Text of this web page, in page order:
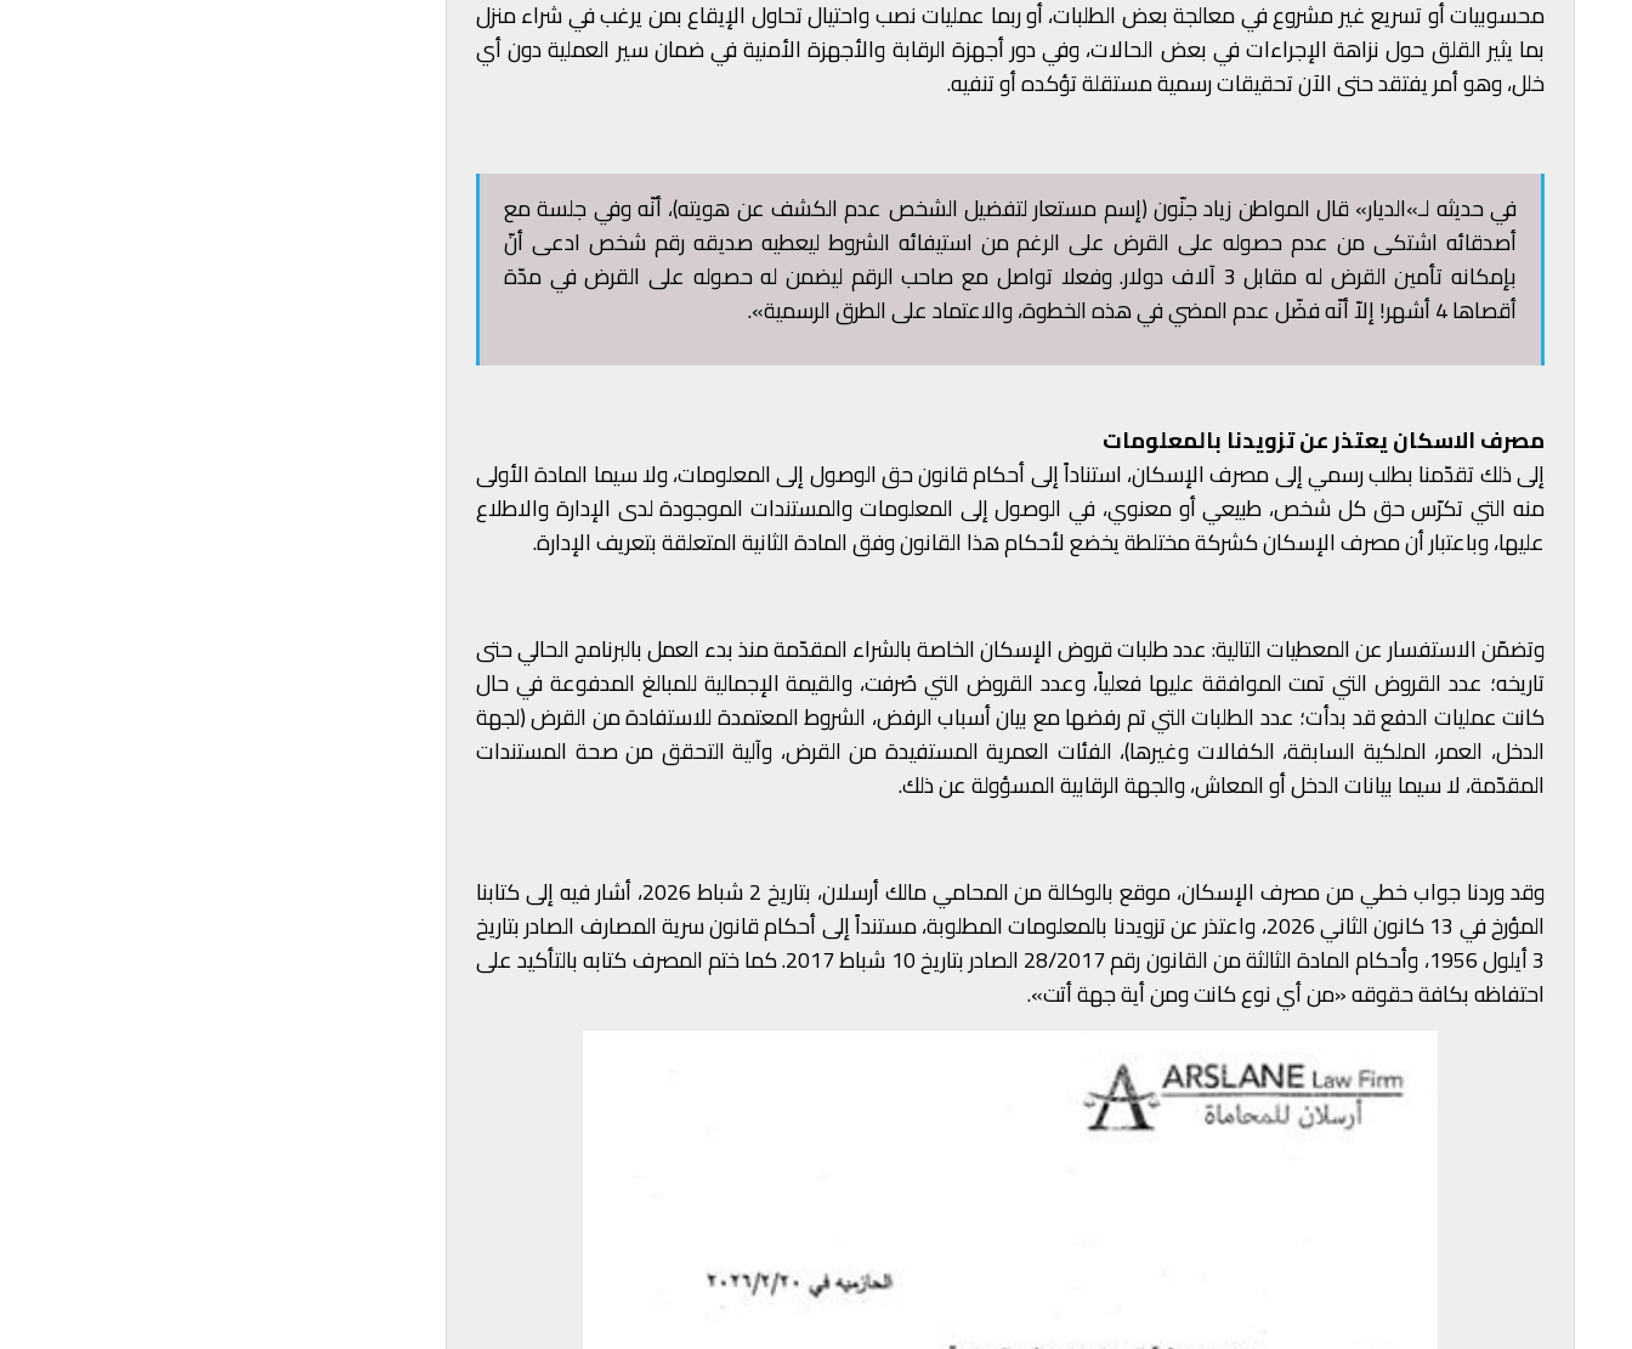
محسوبيات أو تسريع غير مشروع في معالجة بعض الطلبات، أو ربما عمليات نصب واحتيال تحاول الإيقاع بمن يرغب في شراء منزل
بما يثير القلق حول نزاهة الإجراءات في بعض الحالات، وفي دور أجهزة الرقابة والأجهزة الأمنية في ضمان سير العملية دون أي
خلل، وهو أمر يفتقد حتى الآن تحقيقات رسمية مستقلة تؤكده أو تنفيه.
في حديثه لـ»الديار» قال المواطن زياد جنّون (إسم مستعار لتفضيل الشخص عدم الكشف عن هويته)، أنّه وفي جلسة مع
أصدقائه اشتكى من عدم حصوله على القرض على الرغم من استيفائه الشروط ليعطيه صديقه رقم شخص ادعى أنّ
بإمكانه تأمين القرض له مقابل 3 آلاف دولار. وفعلا تواصل مع صاحب الرقم ليضمن له حصوله على القرض في مدّة
أقصاها 4 أشهر! إلاّ أنّه فضّل عدم المضي في هذه الخطوة، والاعتماد على الطرق الرسمية».
مصرف الاسكان يعتذر عن تزويدنا بالمعلومات
إلى ذلك تقدّمنا بطلب رسمي إلى مصرف الإسكان، استناداً إلى أحكام قانون حق الوصول إلى المعلومات، ولا سيما المادة الأولى
منه التي تكرّس حق كل شخص، طبيعي أو معنوي، في الوصول إلى المعلومات والمستندات الموجودة لدى الإدارة والاطلاع
عليها، وباعتبار أن مصرف الإسكان كشركة مختلطة يخضع لأحكام هذا القانون وفق المادة الثانية المتعلقة بتعريف الإدارة.
وتضمّن الاستفسار عن المعطيات التالية: عدد طلبات قروض الإسكان الخاصة بالشراء المقدّمة منذ بدء العمل بالبرنامج الحالي حتى
تاريخه؛ عدد القروض التي تمت الموافقة عليها فعلياً، وعدد القروض التي صُرفت، والقيمة الإجمالية للمبالغ المدفوعة في حال
كانت عمليات الدفع قد بدأت؛ عدد الطلبات التي تم رفضها مع بيان أسباب الرفض، الشروط المعتمدة للاستفادة من القرض (لجهة
الدخل، العمر، الملكية السابقة، الكفالات وغيرها)، الفئات العمرية المستفيدة من القرض، وآلية التحقق من صحة المستندات
المقدّمة، لا سيما بيانات الدخل أو المعاش، والجهة الرقابية المسؤولة عن ذلك.
وقد وردنا جواب خطي من مصرف الإسكان، موقع بالوكالة من المحامي مالك أرسلان، بتاريخ 2 شباط 2026، أشار فيه إلى كتابنا
المؤرخ في 13 كانون الثاني 2026، واعتذر عن تزويدنا بالمعلومات المطلوبة، مستنداً إلى أحكام قانون سرية المصارف الصادر بتاريخ
3 أيلول 1956، وأحكام المادة الثالثة من القانون رقم 28/2017 الصادر بتاريخ 10 شباط 2017. كما ختم المصرف كتابه بالتأكيد على
احتفاظه بكافة حقوقه «من أي نوع كانت ومن أية جهة أتت».